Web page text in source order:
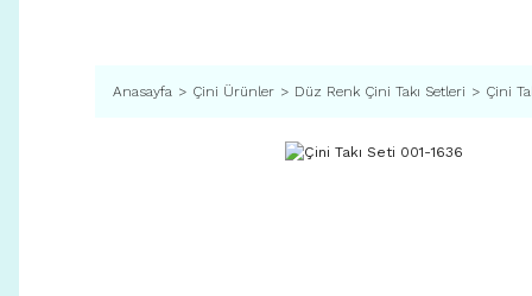
Anasayfa Çini Ürünler Düz Renk Çini Takı Setleri Çini